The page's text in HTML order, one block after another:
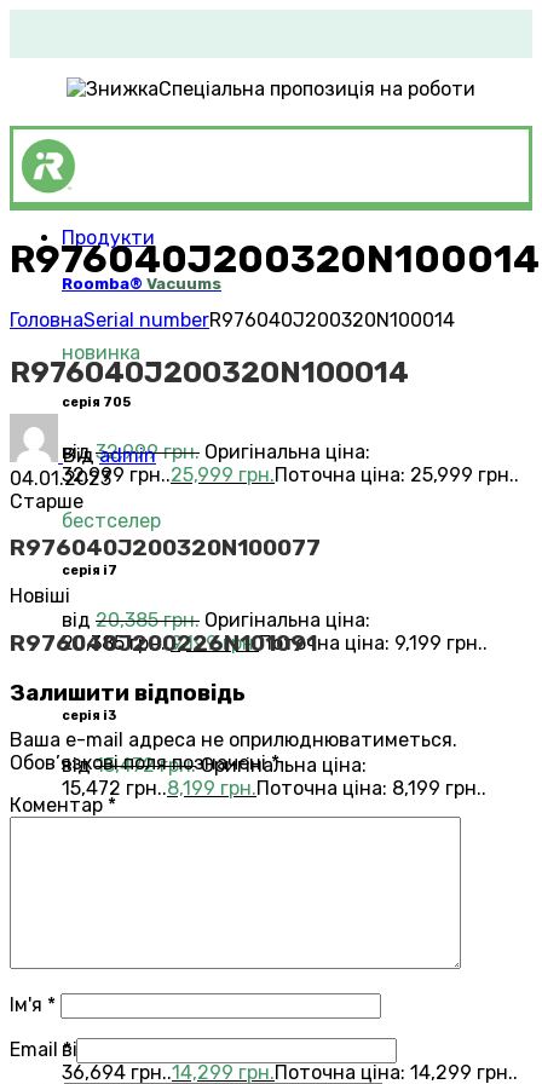
Спеціальна пропозиція на роботи
Продукти
Roomba® Vacuums
новинка
серія 705
від32,999грн. Оригінальна ціна:
32,999 грн..25,999 грн.Поточна ціна: 25,999 грн..
бестселер
серія i7
від 20,385грн. Оригінальна ціна:
20,385 грн..9,199грн.Поточна ціна: 9,199 грн..
серія i3
від15,472грн. Оригінальна ціна:
15,472 грн..8,199 грн.Поточна ціна: 8,199 грн..
від
36,694 грн..14,299 грн.Поточна ціна: 14,299 грн..
R976040J200320N100014
ГоловнаSerial numberR976040J200320N100014
R976040J200320N100014
Відadmin
04.01.2023
Старше
R976040J200320N100077
Новіші
R976040J200226N101091
Залишити відповідь
Ваша e-mail адреса не оприлюднюватиметься.
Обов’язкові поля позначені*
Коментар *
Ім'я *
Email *